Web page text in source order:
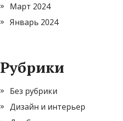
Март 2024
Январь 2024
Рубрики
Без рубрики
Дизайн и интерьер